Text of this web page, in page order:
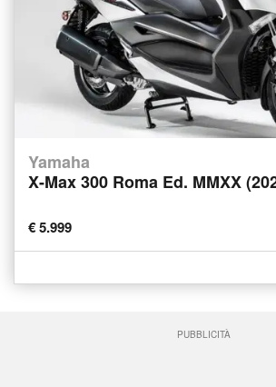
Yamaha
X-Max 300 Roma Ed. MMXX
€ 5.999
PUBBLICITÀ